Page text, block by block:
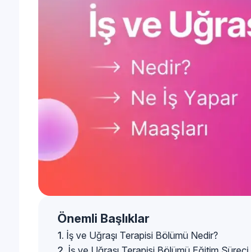
Önemli Başlıklar
İş ve Uğraşı Terapisi Bölümü Nedir?